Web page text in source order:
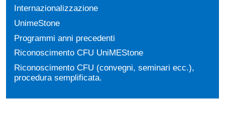
Internazionalizzazione
UnimeStone
Programmi anni precedenti
Riconoscimento CFU UniMEStone
Riconoscimento CFU (convegni, seminari ecc.),
procedura semplificata.